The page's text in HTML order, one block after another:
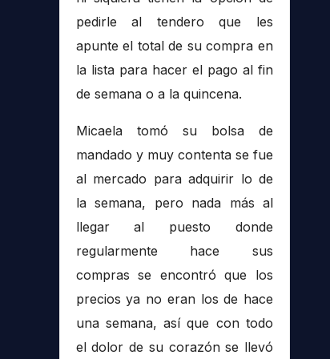
pedirle al tendero que les
apunte el total de su compra en
la lista para hacer el pago al fin
de semana o a la quincena.
Micaela tomó su bolsa de
mandado y muy contenta se fue
al mercado para adquirir lo de
la semana, pero nada más al
llegar al puesto donde
regularmente hace sus
compras se encontró que los
precios ya no eran los de hace
una semana, así que con todo
el dolor de su corazón se llevó